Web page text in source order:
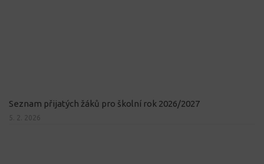
Seznam přijatých žáků pro školní rok 2026/2027
5. 2. 2026